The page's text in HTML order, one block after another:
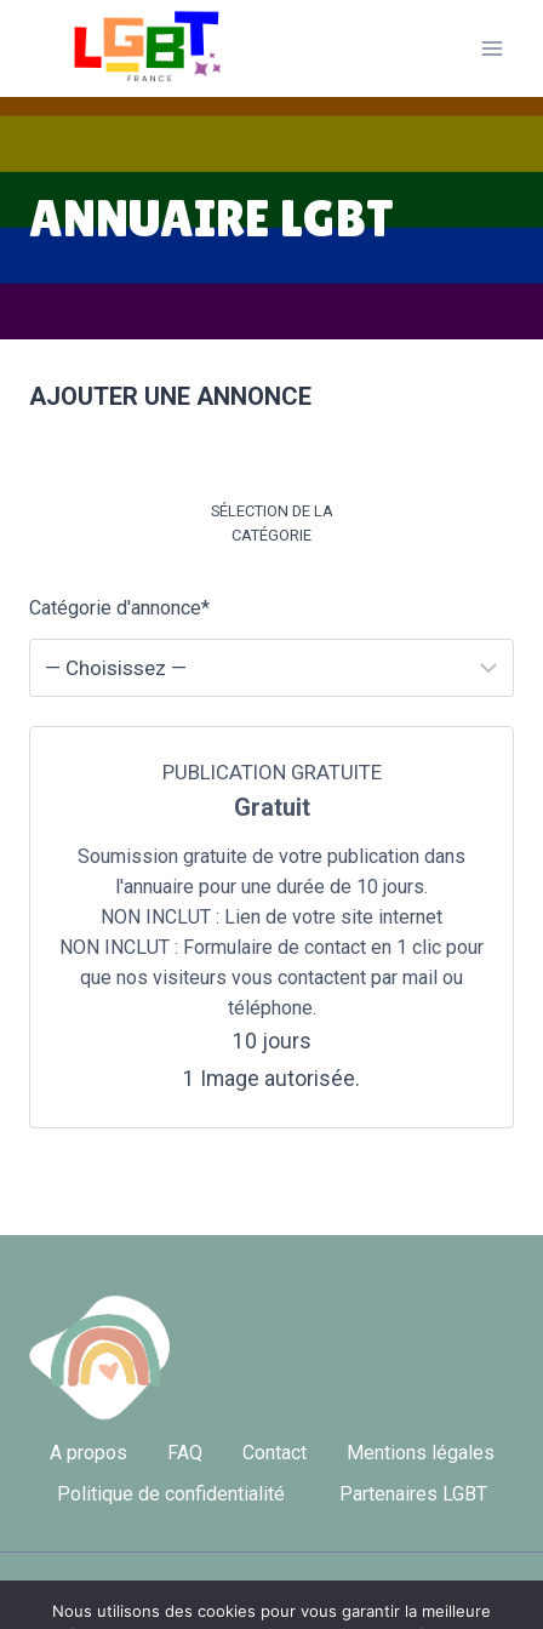
ANNUAIRE LGBT
AJOUTER UNE ANNONCE
SÉLECTION DE LA
CATÉGORIE
Catégorie d'annonce*
PUBLICATION GRATUITE
Gratuit
Soumission gratuite de votre publication dans
l'annuaire pour une durée de 10 jours.
NON INCLUT : Lien de votre site internet
NON INCLUT : Formulaire de contact en 1 clic pour
que nos visiteurs vous contactent par mail ou
téléphone.
10 jours
1 Image autorisée.
A propos FAQ Contact
Mentions légales
Politique de confidentialité
Partenaires LGBT
© 2026 LGBT France
Nous utilisons des cookies pour vous garantir la meilleure